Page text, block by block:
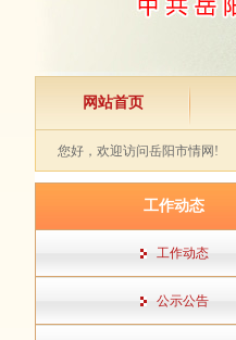
网站首页
您好，欢迎访问岳阳市情网!
工作动态
工作动态
公示公告